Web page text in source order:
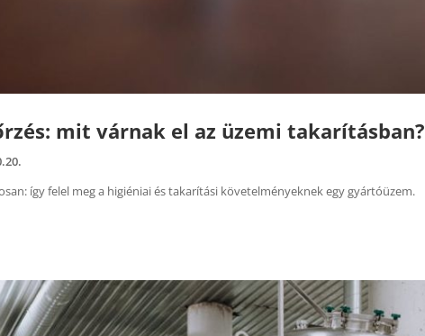
mit várnak el az üzemi takarításban?
így felel meg a higiéniai és takarítási követelményeknek egy gyártóüzem.